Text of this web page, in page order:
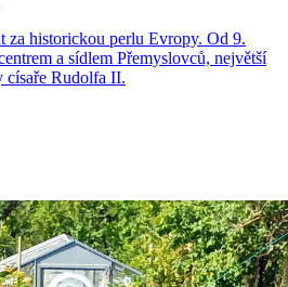
za historickou perlu Evropy. Od 9.
a sídlem Přemyslovců, největší
císaře Rudolfa II.